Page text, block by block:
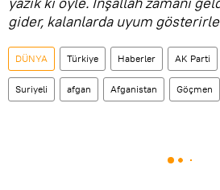
gider, kalanlarda uyum
DÜNYA Türkiye Haberler AK Parti
Suriyeli afgan Afganistan Göçmen